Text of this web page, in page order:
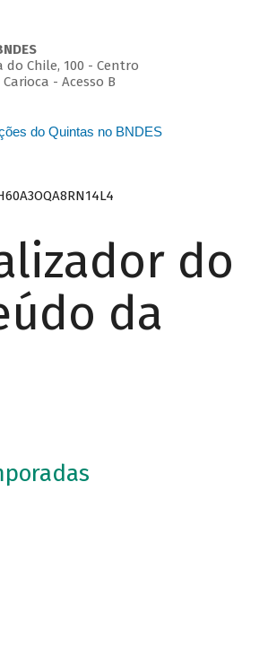
do Chile, 100 - Centro
- Acesso B
do Quintas no BNDES
do
da